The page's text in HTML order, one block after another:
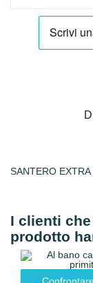
SANTERO EXTRA
I clienti
prodotto